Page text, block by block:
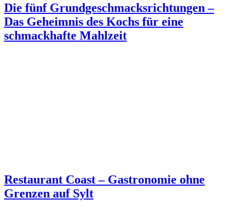
Die fünf Grundgeschmacksrichtungen –
Das Geheimnis des Kochs für eine
schmackhafte Mahlzeit
Restaurant Coast – Gastronomie ohne
Grenzen auf Sylt